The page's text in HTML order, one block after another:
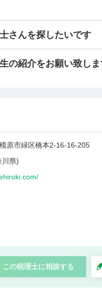
さんを探したいです
の紹介をお願い致しま
原市緑区橋本2-16-16-205
川県)
この税理士に相談する